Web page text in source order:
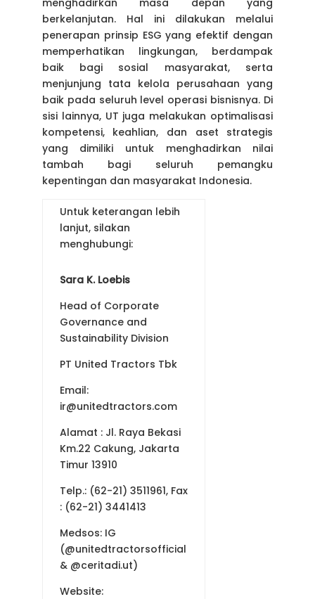
berkelanjutan. Hal ini dilakukan melalui
penerapan prinsip ESG yang efektif dengan
memperhatikan lingkungan, berdampak
baik bagi sosial masyarakat, serta
menjunjung tata kelola perusahaan yang
baik pada seluruh level operasi bisnisnya. Di
sisi lainnya, UT juga melakukan optimalisasi
kompetensi, keahlian, dan aset strategis
yang dimiliki untuk menghadirkan nilai
tambah bagi seluruh pemangku
kepentingan dan masyarakat Indonesia.
Untuk keterangan lebih
lanjut, silakan
menghubungi:
Sara K. Loebis
Head of Corporate
Governance and
Sustainability Division
PT United Tractors Tbk
Email:
ir@unitedtractors.com
Alamat : Jl. Raya Bekasi
Km.22 Cakung, Jakarta
Timur 13910
Telp.: (62-21) 3511961, Fax
: (62-21) 3441413
Medsos: IG
(@unitedtractorsofficial
& @ceritadi.ut)
Website: